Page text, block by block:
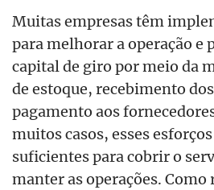
Muitas empresas têm
para melhorar a operação e
capital de giro por meio da
de estoque, recebimento
pagamento aos
muitos casos, esses
suficientes para cobrir o
manter as operações. Como